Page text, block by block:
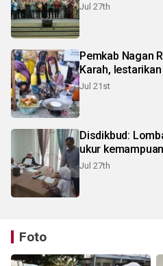
Jul 27th
Pemkab Nagan
Karah,
Jul 21st
Disdikbud:
ukur
Jul 27th
Foto